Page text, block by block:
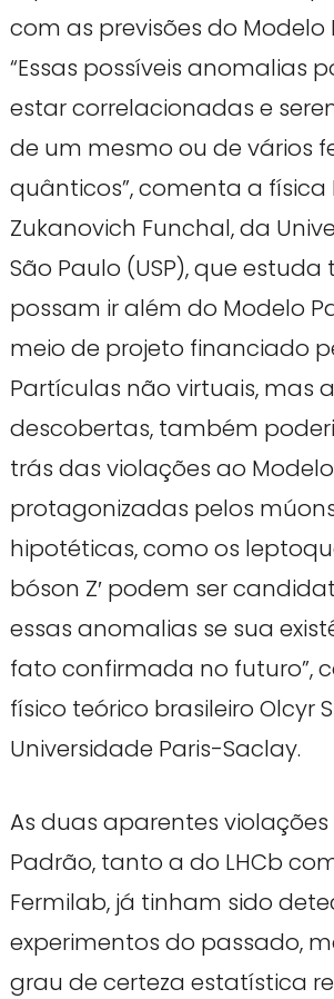
com as previsões do Modelo
“Essas possíveis anomalias
estar correlacionadas e
de um mesmo ou de vários
quânticos”, comenta a física
Zukanovich Funchal, da
São Paulo (USP), que estuda
possam ir além do Modelo
meio de projeto financiado
Partículas não virtuais, mas
descobertas, também
trás das violações ao
protagonizadas pelos
hipotéticas, como os
bóson Z′ podem ser
essas anomalias se sua
fato confirmada no futuro”,
físico teórico brasileiro Olcyr
Universidade Paris-Saclay.
As duas aparentes
Padrão, tanto a do LHCb
Fermilab, já tinham sido
experimentos do passado,
grau de certeza estatística